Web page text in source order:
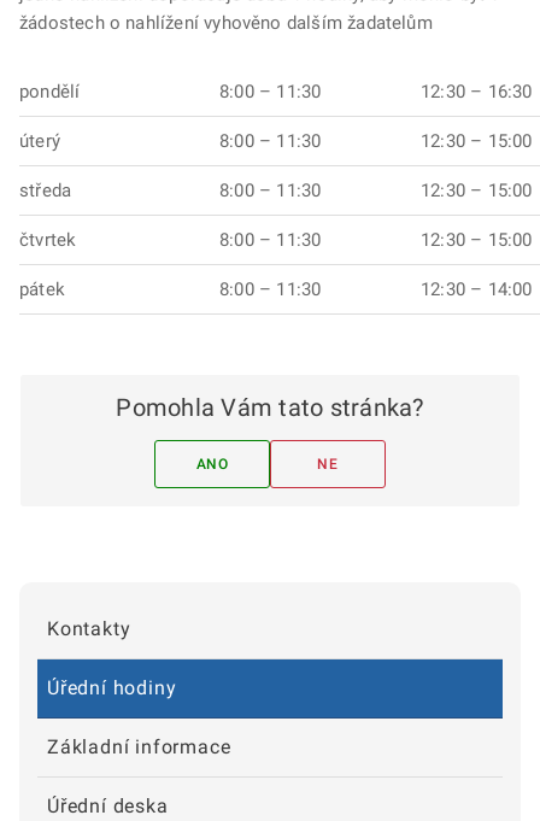
Kontakty
Úřední hodiny
Základní informace
Úřední deska
žádostech o nahlížení vyhověno dalším žadatelům
pondělí 8:00 – 11:30 12:30 – 16:30
úterý 8:00 – 11:30 12:30 – 15:00
středa 8:00 – 11:30 12:30 – 15:00
čtvrtek 8:00 – 11:30 12:30 – 15:00
pátek 8:00 – 11:30 12:30 – 14:00
Pomohla Vám tato stránka?
ANO NE